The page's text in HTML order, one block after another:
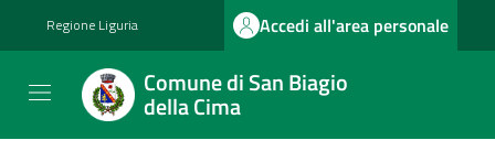
Regione Liguria Accedi all'area personale
Comune di San Biagio
della Cima